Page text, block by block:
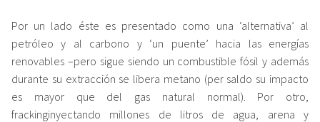
Por un lado éste es presentado como una ‘alternativa’ al
petróleo y al carbono y ‘un puente’ hacia las energías
renovables –pero sigue siendo un combustible fósil y además
durante su extracción se libera metano (per saldo su impacto
es mayor que del gas natural normal). Por otro,
frackinginyectando millones de litros de agua, arena y